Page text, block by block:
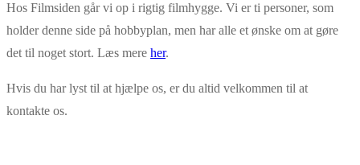
Hos Filmsiden går vi op i rigtig filmhygge. Vi er ti personer, som
holder denne side på hobbyplan, men har alle et ønske om at gøre
det til noget stort. Læs mere her.
Hvis du har lyst til at hjælpe os, er du altid velkommen til at
kontakte os.